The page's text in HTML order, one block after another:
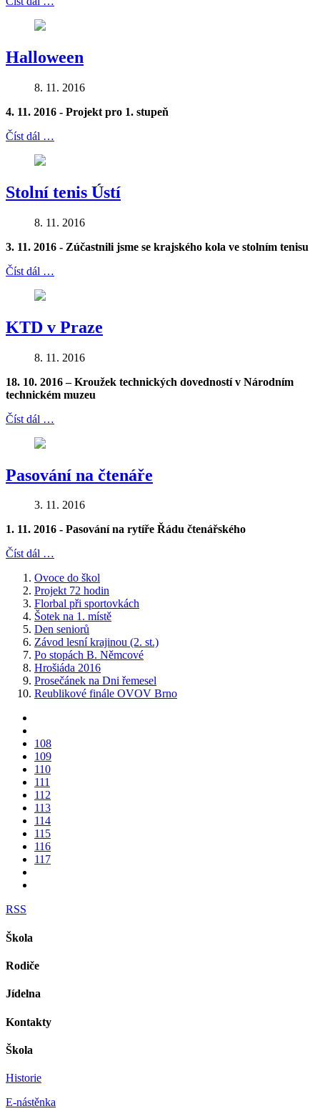
Halloween
8. 11. 2016
4. 11. 2016 - Projekt pro 1. stupeň
Číst dál …
Stolní tenis Ústí
8. 11. 2016
3. 11. 2016 - Zúčastnili jsme se krajského kola ve stolním tenisu
Číst dál …
KTD v Praze
8. 11. 2016
18. 10. 2016 – Kroužek technických dovedností v Národním
technickém muzeu
Číst dál …
Pasování na čtenáře
3. 11. 2016
1. 11. 2016 - Pasování na rytíře Řádu čtenářského
Číst dál …
Ovoce do škol
Projekt 72 hodin
Florbal při sportovkách
Šotek na 1. místě
Den seniorů
Závod lesní krajinou (2. st.)
Po stopách B. Němcové
Hrošiáda 2016
Prosečánek na Dni řemesel
Reublikové finále OVOV Brno
108
109
110
111
112
113
114
115
116
117
RSS
Škola
Rodiče
Jídelna
Kontakty
Škola
Historie
E-nástěnka